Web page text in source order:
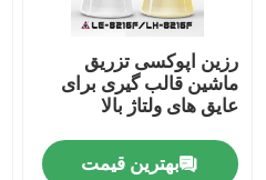
رزین اپوکسی تزریق
ماشین قالب گیری برای
عایق های ولتاژ بالا
بهترین قیمت